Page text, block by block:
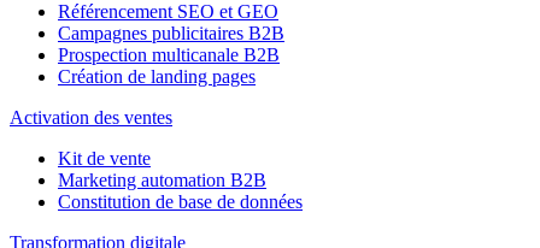
Référencement SEO et GEO
Campagnes publicitaires B2B
Prospection multicanale B2B
Création de landing pages
Activation des ventes
Kit de vente
Marketing automation B2B
Constitution de base de données
Transformation digitale